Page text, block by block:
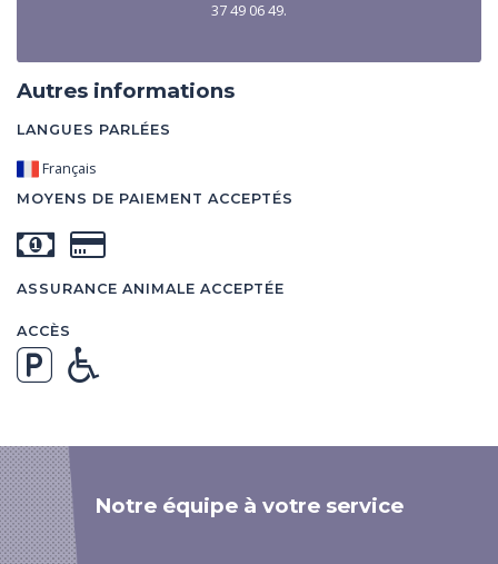
37 49 06 49.
Autres informations
LANGUES PARLÉES
Français
MOYENS DE PAIEMENT ACCEPTÉS
ASSURANCE ANIMALE ACCEPTÉE
ACCÈS
Notre équipe à votre service